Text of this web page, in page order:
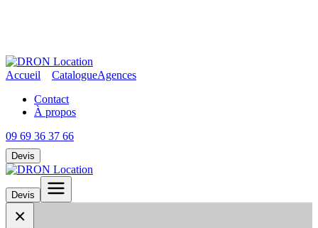
Accueil CatalogueAgences
Contact
À propos
09 69 36 37 66
Devis
Devis
×